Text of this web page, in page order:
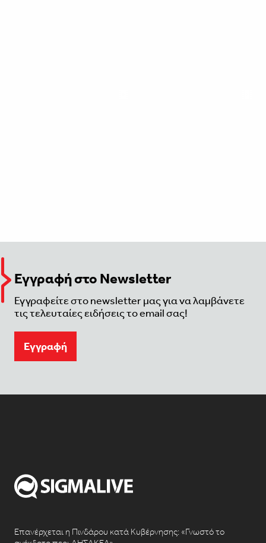
Εγγραφή στο Newsletter
Εγγραφείτε στο newsletter μας για να λαμβάνετε
τις τελευταίες ειδήσεις το email σας!
Eγγραφή
Επανέρχεται η Πινδάρου κατά Κυβέρνησης: «Γνωστό το